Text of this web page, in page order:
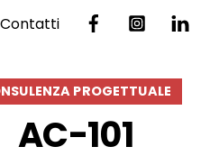
Contatti
PROGETTUALE
AC-101